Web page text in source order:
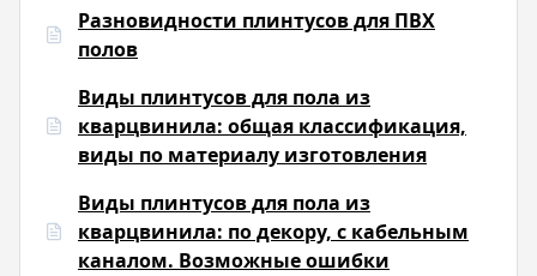
Разновидности плинтусов для ПВХ
полов
Виды плинтусов для пола из
кварцвинила: общая классификация,
виды по материалу изготовления
Виды плинтусов для пола из
кварцвинила: по декору, с кабельным
каналом. Возможные ошибки